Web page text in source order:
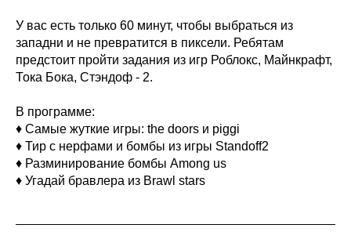
У вас есть только 60 минут, чтобы выбраться из
западни и не превратится в пиксели. Ребятам
предстоит пройти задания из игр Роблокс, Майнкрафт,
Тока Бока, Стэндоф - 2.
В программе:
♦ Самые жуткие игры: the doors и piggi
♦ Тир с нерфами и бомбы из игры Standoff2
♦ Разминирование бомбы Among us
♦ Угадай бравлера из Brawl stars